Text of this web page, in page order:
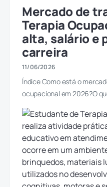
Mercado de
Terapia
alta, salário e
carreira
11/06/2026
Índice Como está o
ocupacional em 2026?O